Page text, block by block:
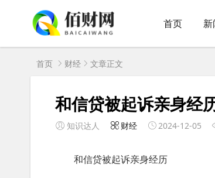
首页 新
首页 财经 文章正文
和信贷被起诉亲身经
知识达人 财经 2024-12-05
和信贷被起诉亲身经历